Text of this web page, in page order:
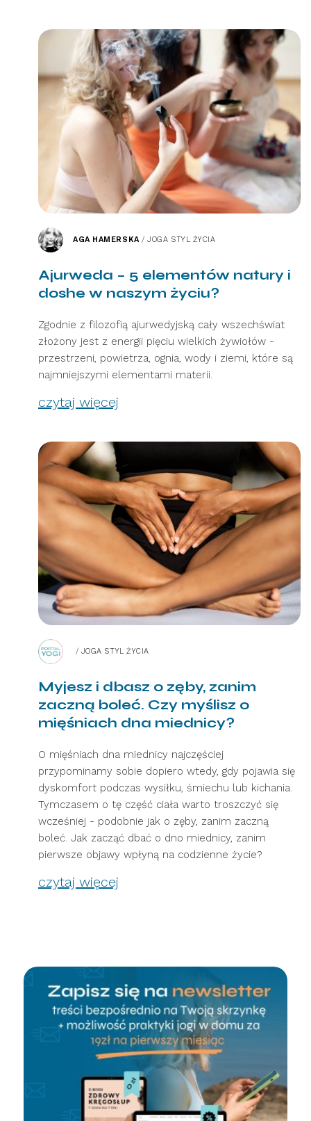
AGA HAMERSKA /JOGA STYL ŻYCIA
Ajurweda – 5 elementów natury i
doshe w naszym życiu?
Zgodnie z filozofią ajurwedyjską cały wszechświat
złożony jest z energii pięciu wielkich żywiołów -
przestrzeni, powietrza, ognia, wody i ziemi, które są
najmniejszymi elementami materii.
czytaj więcej
/ JOGA STYL ŻYCIA
Myjesz i dbasz o zęby, zanim
zaczną boleć. Czy myślisz o
mięśniach dna miednicy?
O mięśniach dna miednicy najczęściej
przypominamy sobie dopiero wtedy, gdy pojawia się
dyskomfort podczas wysiłku, śmiechu lub kichania.
Tymczasem o tę część ciała warto troszczyć się
wcześniej - podobnie jak o zęby, zanim zaczną
boleć. Jak zacząć dbać o dno miednicy, zanim
pierwsze objawy wpłyną na codzienne życie?
czytaj więcej